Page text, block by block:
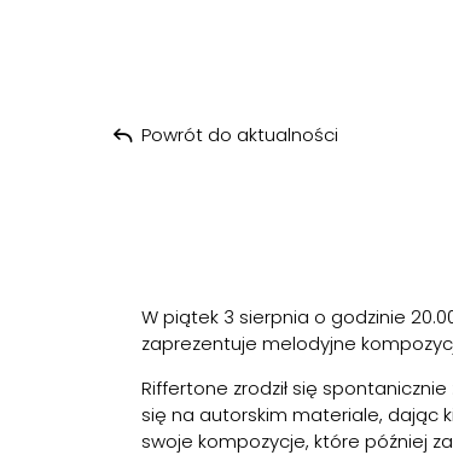
Powrót do aktualności
W piątek 3 sierpnia o godzinie
zaprezentuje melodyjne
Riffertone zrodził się
się na autorskim materiale, dając
swoje kompozycje, które później